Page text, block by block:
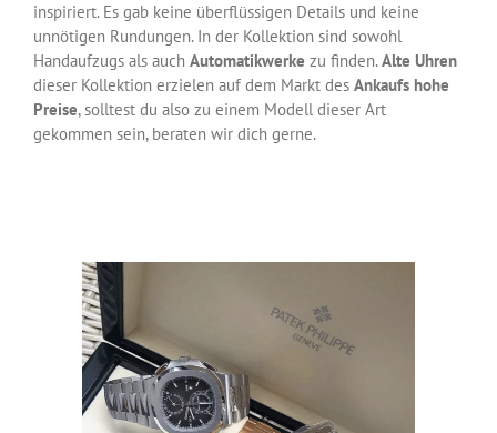
inspiriert. Es gab keine überflüssigen Details und keine
unnötigen Rundungen. In der Kollektion sind sowohl
Handaufzugs als auch Automatikwerke zu finden.Alte Uhren
dieser Kollektion erzielen auf dem Markt des Ankaufs hohe
Preise, solltest du also zu einem Modell dieser Art
gekommen sein, beraten wir dich gerne.